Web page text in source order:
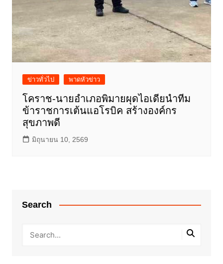
ข่าวทั่วไป พาดหัวข่าว
โคราช-นายอำเภอพิมายผุดไอเดียนำทีม
ข้าราชการเต้นแอโรบิค สร้างองค์กร
สุขภาพดี
มิถุนายน 10, 2569
Search